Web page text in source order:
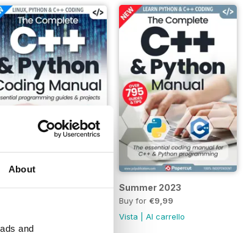
About
and
Summer 2023
Buy for €9,99
Vista |Al carrello